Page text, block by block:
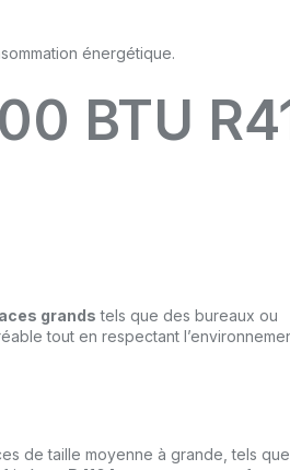
BTU
grands tels que des bureaux ou
tout en respectant
de taille moyenne à grande, tels